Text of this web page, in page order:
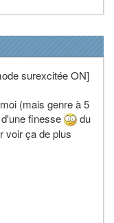
surexcitée ON]
(mais genre à 5
finesse
du
voir ça de plus